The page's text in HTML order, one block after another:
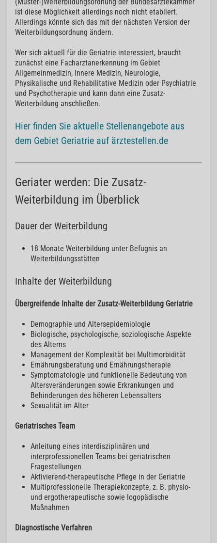
(Muster-)Weiterbildungsordnung der Bundesärztekammer
ist diese Möglichkeit allerdings noch nicht etabliert.
Allerdings könnte sich das mit der nächsten Version der
Weiterbildungsordnung ändern.
Wer sich aktuell für die Geriatrie interessiert, braucht
zunächst eine Facharztanerkennung im Gebiet
Allgemeinmedizin, Innere Medizin, Neurologie,
Physikalische und Rehabilitative Medizin oder Psychiatrie
und Psychotherapie und kann dann eine Zusatz-
Weiterbildung anschließen.
Hier finden Sie aktuelle Stellenangebote aus
dem Gebiet Geriatrie auf ärztestellen.de
Geriater werden: Die Zusatz-
Weiterbildung im Überblick
Dauer der Weiterbildung
18 Monate Weiterbildung unter Befugnis an
Weiterbildungsstätten
Inhalte der Weiterbildung
Übergreifende Inhalte der Zusatz-Weiterbildung Geriatrie
Demographie und Altersepidemiologie
Biologische, psychologische, soziologische Aspekte
des Alterns
Management der Komplexität bei Multimorbidität
Ernährungsberatung und Ernährungstherapie
Symptomatologie und funktionelle Bedeutung von
Altersveränderungen sowie Erkrankungen und
Behinderungen des höheren Lebensalters
Sexualität im Alter
Geriatrisches Team
Anleitung eines interdisziplinären und
interprofessionellen Teams bei geriatrischen
Fragestellungen
Aktivierend-therapeutische Pflege in der Geriatrie
Multiprofessionelle Therapiekonzepte, z. B. physio-
und ergotherapeutische sowie logopädische
Maßnahmen
Diagnostische Verfahren